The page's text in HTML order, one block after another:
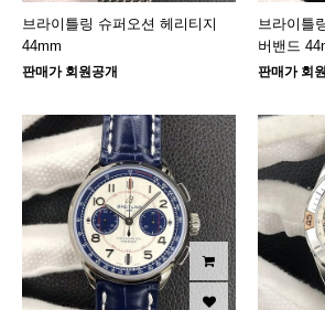
브라이틀링 슈퍼오션 헤리티지
44mm
판매가 회원공개
브라이틀
버밴드
판매가 회